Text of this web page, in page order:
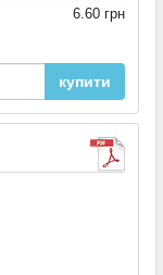
6.60 грн
купити